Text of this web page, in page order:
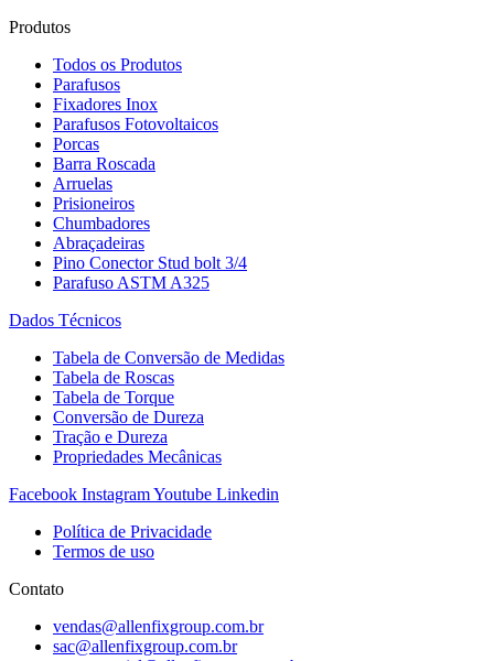
Produtos
Todos os Produtos
Parafusos
Fixadores Inox
Parafusos Fotovoltaicos
Porcas
Barra Roscada
Arruelas
Prisioneiros
Chumbadores
Abraçadeiras
Pino Conector Stud bolt 3/4
Parafuso ASTM A325
Dados Técnicos
Tabela de Conversão de Medidas
Tabela de Roscas
Tabela de Torque
Conversão de Dureza
Tração e Dureza
Propriedades Mecânicas
Facebook InstagramYoutube Linkedin
Política de Privacidade
Termos de uso
Contato
vendas@allenfixgroup.com.br
sac@allenfixgroup.com.br